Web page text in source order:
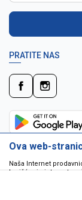
PRATITE NAS
Ova web-
Naša Internet
korišćenje interneta
da pokrenu program
jedinstveno dodeljeni